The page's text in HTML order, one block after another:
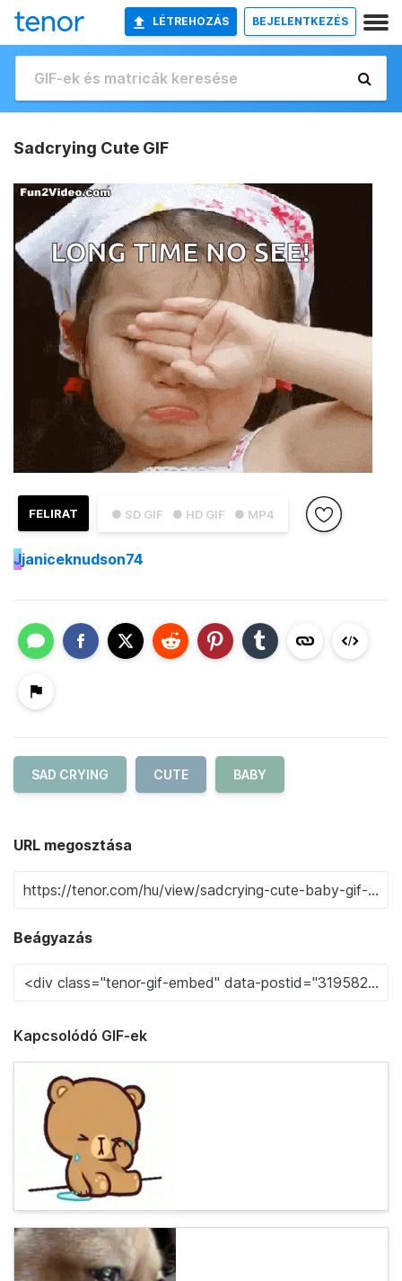
LÉTREHOZÁS BEJELENTKEZÉS
Sadcrying Cute GIF
● SD GIF ● HD GIF ● MP4
FELIRAT
Jjaniceknudson74
SAD CRYING CUTE BABY
URL megosztása
Beágyazás
Kapcsolódó GIF-ek